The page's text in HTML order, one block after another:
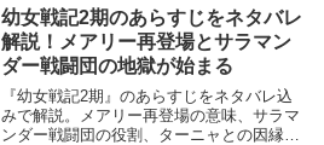
ルブラットII』について気になる方は、続
編『ユーベ...
幼女戦記2期のあらすじをネタバレ
解説！メアリー再登場とサラマン
ダー戦闘団の地獄が始まる
『幼女戦記2期』のあらすじをネタバレ込
みで解説。メアリー再登場の意味、サラマ
ンダー戦闘団の役割、ターニャとの因縁、